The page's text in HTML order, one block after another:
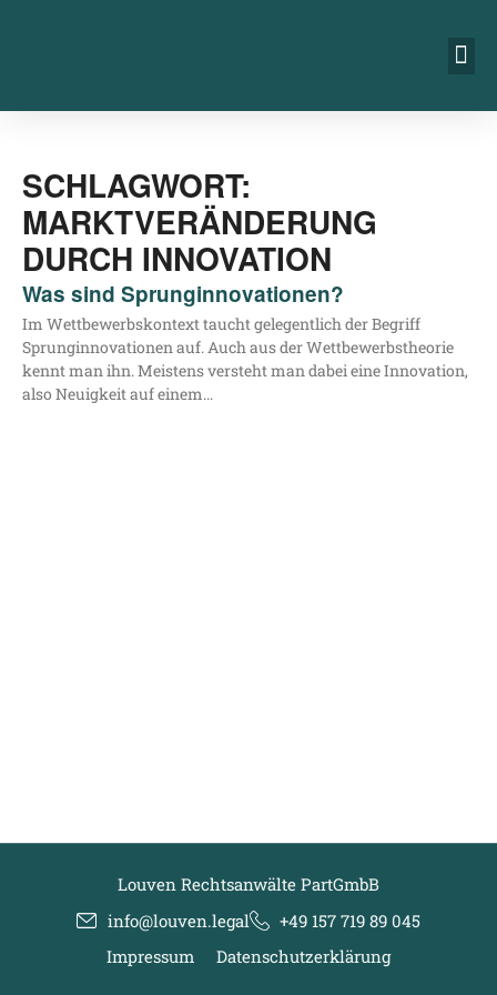
SCHLAGWORT:
MARKTVERÄNDERUNG
DURCH INNOVATION
Was sind Sprunginnovationen?
Im Wett­be­werbs­kon­text taucht gele­gent­lich der Begriff
Sprung­in­no­va­tio­nen auf. Auch aus der Wett­be­werbs­theo­rie
kennt man ihn. Meis­tens ver­steht man dabei eine Inno­va­ti­on,
also Neu­ig­keit auf einem…
Louven Rechtsanwälte PartGmbB
info@louven.legal
+49 157 719 89 045
Impressum
Datenschutzerklärung